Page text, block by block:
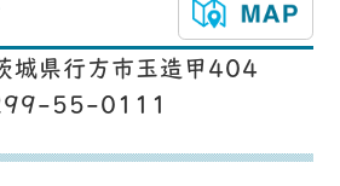
県行方市玉造甲404
55-0111